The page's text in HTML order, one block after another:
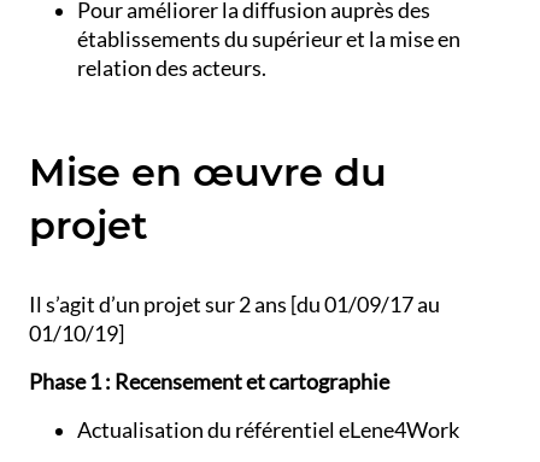
Pour améliorer la diffusion auprès des
établissements du supérieur et la mise en
relation des acteurs.
Mise en œuvre du
projet
Il s’agit d’un projet sur 2 ans [du 01/09/17 au
01/10/19]
Phase 1 : Recensement et cartographie
Actualisation du référentiel eLene4Work